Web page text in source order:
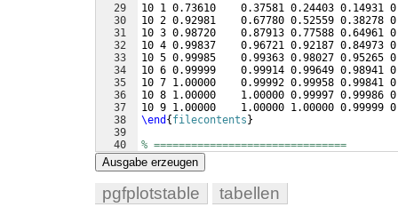
29
30
31
32
33
34
35
36
37
38
39
40
41
10 1 0.73610    0.37581 0.24403 0.14931
10 2 0.92981    0.67780 0.52559 0.38278
10 3 0.98720    0.87913 0.77588 0.64961
10 4 0.99837    0.96721 0.92187 0.84973
10 5 0.99985    0.99363 0.98027 0.95265
10 6 0.99999    0.99914 0.99649 0.98941
10 7 1.00000    0.99992 0.99958 0.99841
10 8 1.00000    1.00000 0.99997 0.99986
10 9 1.00000    1.00000 1.00000 0.99999
\end { filecontents }
% ===============================
% ===============================
Ausgabe erzeugen
pgfplotstable tabellen